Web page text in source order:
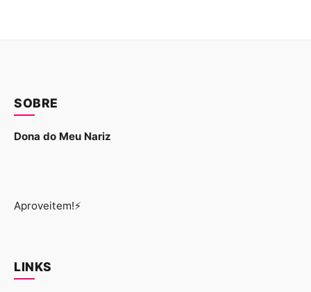
SOBRE
Dona do Meu Nariz
Aproveitem!⚡
LINKS